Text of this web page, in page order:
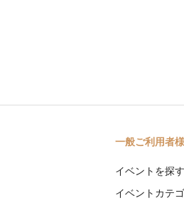
一般ご利用者様
イベントを探す
イベントカテ